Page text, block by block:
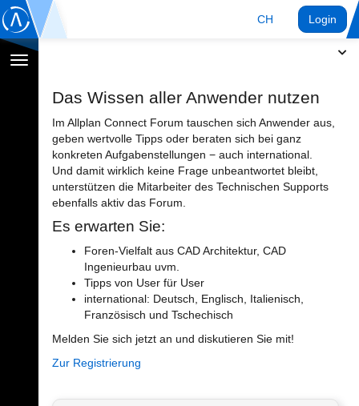
CH Login
Navigation
Das Wissen aller Anwender nutzen
Im Allplan Connect Forum tauschen sich Anwender aus,
geben wertvolle Tipps oder beraten sich bei ganz
konkreten Aufgabenstellungen − auch international.
Und damit wirklich keine Frage unbeantwortet bleibt,
unterstützen die Mitarbeiter des Technischen Supports
ebenfalls aktiv das Forum.
Es erwarten Sie:
Foren-Vielfalt aus CAD Architektur, CAD
Ingenieurbau uvm.
Tipps von User für User
international: Deutsch, Englisch, Italienisch,
Französisch und Tschechisch
Melden Sie sich jetzt an und diskutieren Sie mit!
Zur Registrierung